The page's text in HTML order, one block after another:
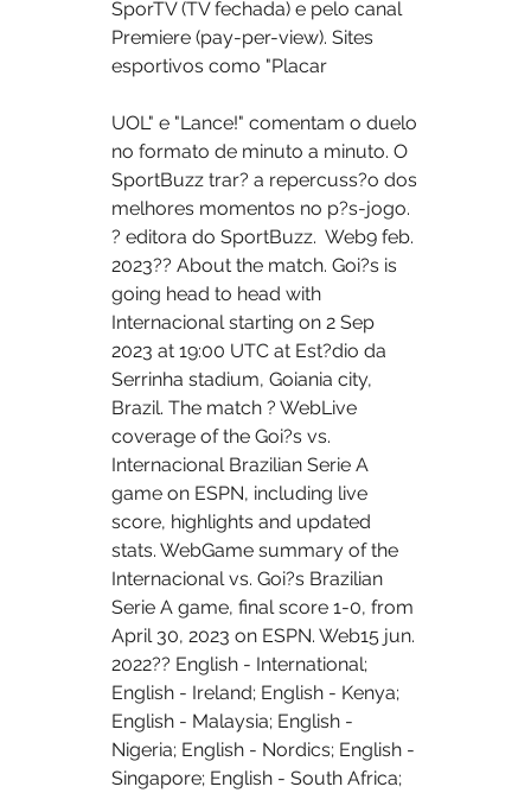
SporTV (TV fechada) e pelo canal
Premiere (pay-per-view). Sites
esportivos como "Placar
UOL" e "Lance!" comentam o duelo
no formato de minuto a minuto. O
SportBuzz trar? a repercuss?o dos
melhores momentos no p?s-jogo.
? editora do SportBuzz.  Web9 feb.
2023?? About the match. Goi?s is
going head to head with
Internacional starting on 2 Sep
2023 at 19:00 UTC at Est?dio da
Serrinha stadium, Goiania city,
Brazil. The match ? WebLive
coverage of the Goi?s vs.
Internacional Brazilian Serie A
game on ESPN, including live
score, highlights and updated
stats. WebGame summary of the
Internacional vs. Goi?s Brazilian
Serie A game, final score 1-0, from
April 30, 2023 on ESPN. Web15 jun.
2022?? English - International;
English - Ireland; English - Kenya;
English - Malaysia; English -
Nigeria; English - Nordics; English -
Singapore; English - South Africa;